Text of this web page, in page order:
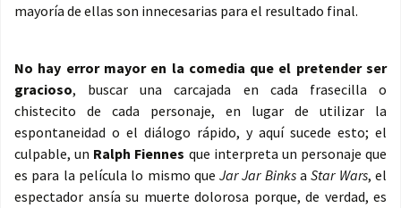
mayoría de ellas son innecesarias para el resultado final.
No hay error mayor en la comedia que el pretender ser
gracioso, buscar una carcajada en cada frasecilla o
chistecito de cada personaje, en lugar de utilizar la
espontaneidad o el diálogo rápido, y aquí sucede esto; el
culpable, un Ralph Fiennes que interpreta un personaje que
es para la película lo mismo queJar Jar BinksaStar Wars, el
espectador ansía su muerte dolorosa porque, de verdad, es